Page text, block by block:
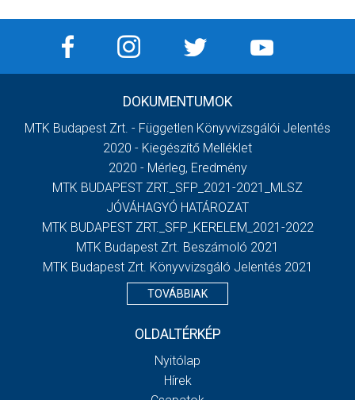
DOKUMENTUMOK
MTK Budapest Zrt. - Független Könyvvizsgálói Jelentés
2020 - Kiegészítő Melléklet
2020 - Mérleg, Eredmény
MTK BUDAPEST ZRT._SFP_2021-2021_MLSZ
JÓVÁHAGYÓ HATÁROZAT
MTK BUDAPEST ZRT._SFP_KERELEM_2021-2022
MTK Budapest Zrt. Beszámoló 2021
MTK Budapest Zrt. Könyvvizsgáló Jelentés 2021
TOVÁBBIAK
OLDALTÉRKÉP
Nyitólap
Hírek